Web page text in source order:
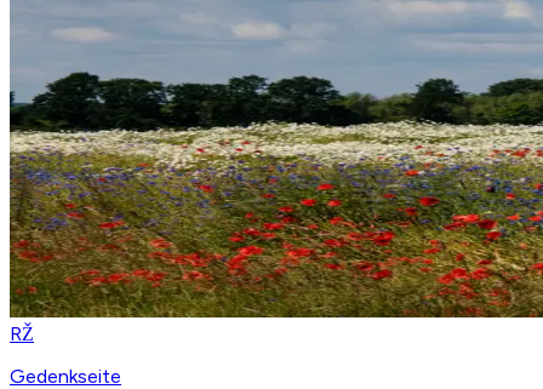
RŽ
Gedenkseite